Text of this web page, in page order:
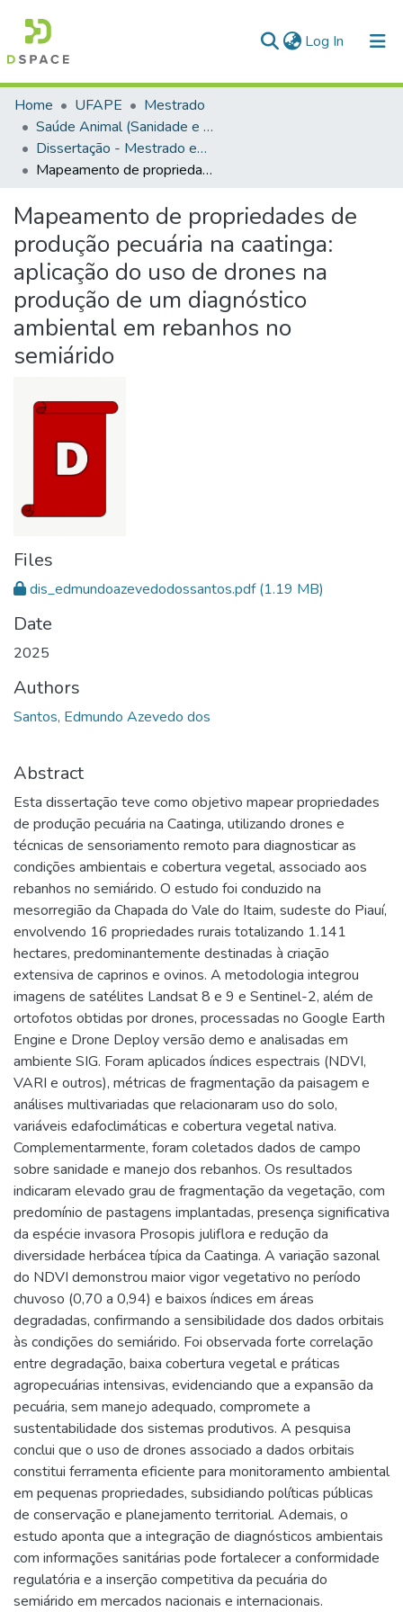
Log In (current)
Communities & Collections
All of DSpace
Home UFAPE
Mestrado
Saúde Animal (Sanidade e Reprodução de Animais de Produção)
Dissertação - Mestrado em Saúde Animal (Sanidade e Reprodução de Animais de Produção)
Mapeamento de propriedades de produção pecuária na caatinga: aplicação do uso de drones na produção de um diagnóstico ambiental em rebanhos no semiárido
Mapeamento de propriedades de
produção pecuária na caatinga:
aplicação do uso de drones na
produção de um diagnóstico
ambiental em rebanhos no
semiárido
Files
dis_edmundoazevedodossantos.pdf(1.19 MB)
Date
2025
Authors
Santos, Edmundo Azevedo dos
Abstract
Esta dissertação teve como objetivo mapear propriedades
de produção pecuária na Caatinga, utilizando drones e
técnicas de sensoriamento remoto para diagnosticar as
condições ambientais e cobertura vegetal, associado aos
rebanhos no semiárido. O estudo foi conduzido na
mesorregião da Chapada do Vale do Itaim, sudeste do Piauí,
envolvendo 16 propriedades rurais totalizando 1.141
hectares, predominantemente destinadas à criação
extensiva de caprinos e ovinos. A metodologia integrou
imagens de satélites Landsat 8 e 9 e Sentinel-2, além de
ortofotos obtidas por drones, processadas no Google Earth
Engine e Drone Deploy versão demo e analisadas em
ambiente SIG. Foram aplicados índices espectrais (NDVI,
VARI e outros), métricas de fragmentação da paisagem e
análises multivariadas que relacionaram uso do solo,
variáveis edafoclimáticas e cobertura vegetal nativa.
Complementarmente, foram coletados dados de campo
sobre sanidade e manejo dos rebanhos. Os resultados
indicaram elevado grau de fragmentação da vegetação, com
predomínio de pastagens implantadas, presença significativa
da espécie invasora Prosopis juliflora e redução da
diversidade herbácea típica da Caatinga. A variação sazonal
do NDVI demonstrou maior vigor vegetativo no período
chuvoso (0,70 a 0,94) e baixos índices em áreas
degradadas, confirmando a sensibilidade dos dados orbitais
às condições do semiárido. Foi observada forte correlação
entre degradação, baixa cobertura vegetal e práticas
agropecuárias intensivas, evidenciando que a expansão da
pecuária, sem manejo adequado, compromete a
sustentabilidade dos sistemas produtivos. A pesquisa
conclui que o uso de drones associado a dados orbitais
constitui ferramenta eficiente para monitoramento ambiental
em pequenas propriedades, subsidiando políticas públicas
de conservação e planejamento territorial. Ademais, o
estudo aponta que a integração de diagnósticos ambientais
com informações sanitárias pode fortalecer a conformidade
regulatória e a inserção competitiva da pecuária do
semiárido em mercados nacionais e internacionais.